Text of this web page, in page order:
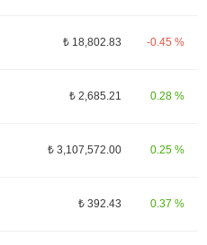
₺ 18,802.83 -0.45 %
₺ 2,685.21 0.28 %
₺ 3,107,572.00 0.25 %
₺ 392.43 0.37 %